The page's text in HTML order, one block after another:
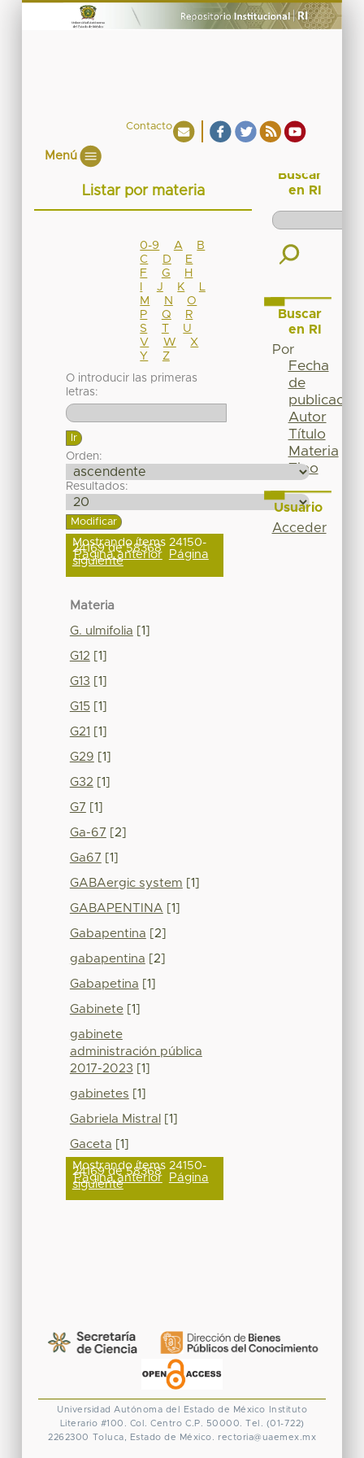
Contacto
Menú
Listar por materia
0-9 A
B
C
D
E
F
G
H
J K
M
N
O
P
Q
R
S
T
U
V
W
X
Y
Z
O introducir las primeras
letras:
Orden:
Resultados:
Mostrando ítems 24150-
24169 de 58368
Página anterior Página
siguiente
Materia
G. ulmifolia [1]
G12 [1]
G13 [1]
G15[1]
G21 [1]
G29 [1]
G32 [1]
G7 [1]
Ga-67 [2]
Ga67 [1]
GABAergic system [1]
GABAPENTINA [1]
Gabapentina [2]
gabapentina [2]
Gabapetina [1]
Gabinete[1]
gabinete
administración pública
2017-2023 [1]
gabinetes [1]
Gabriela Mistral [1]
Gaceta [1]
Mostrando ítems 24150-
24169 de 58368
Página anterior Página
siguiente
Buscar
en RI
Buscar
en RI
Por
Fecha
de
publicación
Autor
Título
Materia
Tipo
Usuario
Acceder
Universidad Autónoma del Estado de México
Instituto
Literario #100. Col. Centro C.P. 50000. Tel. (01-722)
2262300 Toluca, Estado de México. rectoria@uaemex.mx